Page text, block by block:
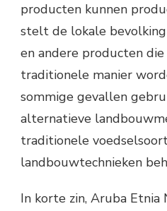
producten kunnen
stelt de lokale
en andere producten
traditionele manier
sommige gevallen
alternatieve
traditionele
landbouwtechnieken
In korte zin, Aruba Etnia